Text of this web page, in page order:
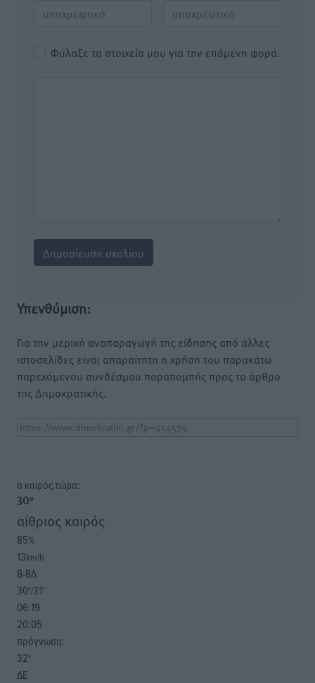
Φύλαξε τα στοιχεία μου για την επόμενη φορά.
Υπενθύμιση:
Για την μερική αναπαραγωγή της είδησης από άλλες
ιστοσελίδες είναι απαραίτητη η χρήση του παρακάτω
παρεχόμενου συνδέσμου παραπομπής προς το άρθρο
της Δημοκρατικής.
o καιρός τώρα:
30°
αίθριος καιρός
85%
13km/h
Β-ΒΔ
30°/31°
06:19
20:05
πρόγνωση:
32°
ΔΕ